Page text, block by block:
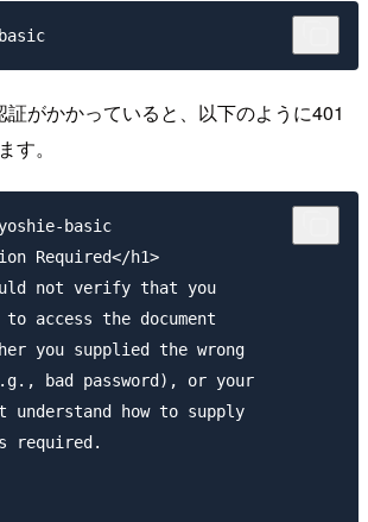
がかかっていると、以下のように401
す。
basic
Required</h1>
not verify that you
access the document
you supplied the wrong
bad password), or your
understand how to supply
required.